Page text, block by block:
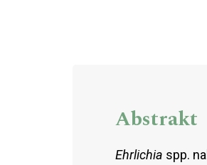
Abstrakt
Ehrlichia spp.